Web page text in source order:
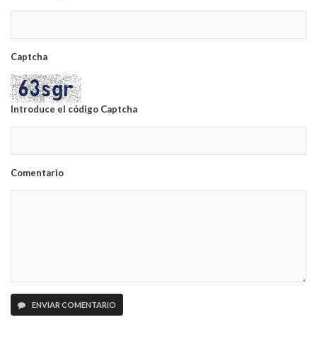
Captcha
Introduce el código Captcha
Comentario
ENVIAR COMENTARIO